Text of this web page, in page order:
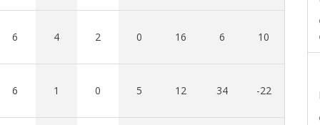
6 4 2 0 16 6 10
6 1 0 5 12 34 -22